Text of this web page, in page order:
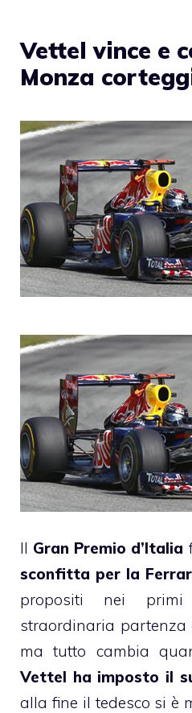
Vettel vince e
Monza
Il Gran Premio d’Italia
sconfitta per la
propositi nei
straordinaria partenza
ma tutto cambia
Vettel ha imposto il
alla fine il tedesco si è